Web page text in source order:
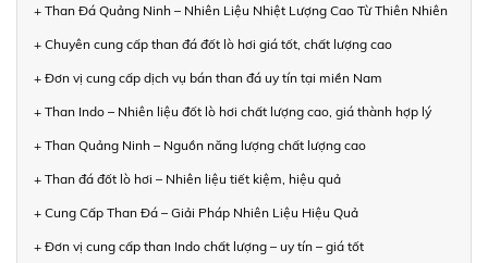
+ Than Đá Quảng Ninh – Nhiên Liệu Nhiệt Lượng Cao Từ Thiên Nhiên
+ Chuyên cung cấp than đá đốt lò hơi giá tốt, chất lượng cao
+ Đơn vị cung cấp dịch vụ bán than đá uy tín tại miền Nam
+ Than Indo – Nhiên liệu đốt lò hơi chất lượng cao, giá thành hợp lý
+ Than Quảng Ninh – Nguồn năng lượng chất lượng cao
+ Than đá đốt lò hơi – Nhiên liệu tiết kiệm, hiệu quả
+ Cung Cấp Than Đá – Giải Pháp Nhiên Liệu Hiệu Quả
+ Đơn vị cung cấp than Indo chất lượng – uy tín – giá tốt